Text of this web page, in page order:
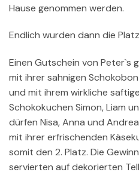
Hause genommen werden.
Endlich wurden dann die
Einen Gutschein von Peter`s
mit ihrer sahnigen
und mit ihrem wirkliche
Schokokuchen Simon, Liam
dürfen Nisa, Anna und
mit ihrer erfrischenden
somit den 2. Platz. Die
servierten auf dekorierten